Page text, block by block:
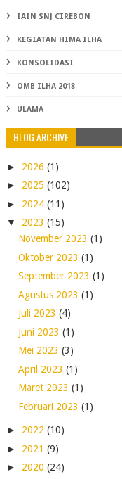
IAIN SNJ CIREBON
KEGIATAN HIMA ILHA
KONSOLIDASI
OMB ILHA 2018
ULAMA
BLOG ARCHIVE
► 2026 (1)
► 2025 (102)
► 2024 (11)
▼ 2023 (15)
November 2023 (1)
Oktober 2023 (1)
September 2023 (1)
Agustus 2023 (1)
Juli 2023 (4)
Juni 2023 (1)
Mei 2023 (3)
April 2023 (1)
Maret 2023 (1)
Februari 2023 (1)
► 2022 (10)
► 2021 (9)
► 2020 (24)